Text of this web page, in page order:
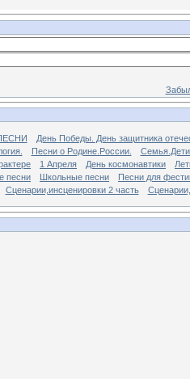
День Победы. День защитника
Песни о Родине.России.
1 Апреля День космонавтики
песни Школьные песни
Песни для
Сценарии,инсценировки 2 часть